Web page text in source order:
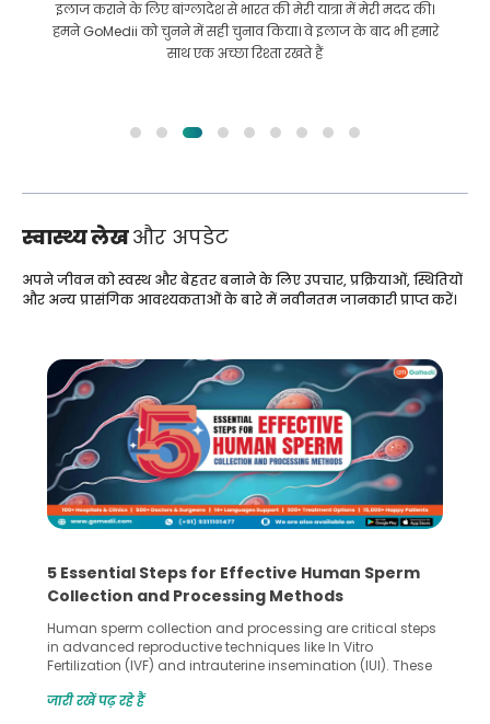
इलाज कराने के लिए बांग्लादेश से भारत की मेरी यात्रा में मेरी मदद की।
हमने GoMedii को चुनने में सही चुनाव किया। वे इलाज के बाद भी हमारे
साथ एक अच्छा रिश्ता रखते हैं
स्वास्थ्य लेखऔर अपडेट
अपने जीवन को स्वस्थ और बेहतर बनाने के लिए उपचार, प्रक्रियाओं, स्थितियों
और अन्य प्रासंगिक आवश्यकताओं के बारे में नवीनतम जानकारी प्राप्त करें।
5 Essential Steps for Effective Human Sperm
Collection and Processing Methods
Human sperm collection and processing are critical steps
in advanced reproductive techniques like In Vitro
Fertilization (IVF) and intrauterine insemination (IUI). These
challenges and help couples achieve their dream of
जारी रखें पढ़ रहे हैं